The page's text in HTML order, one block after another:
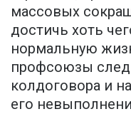
массовых
достичь хоть
нормальную
профсоюзы
колдоговора и
его